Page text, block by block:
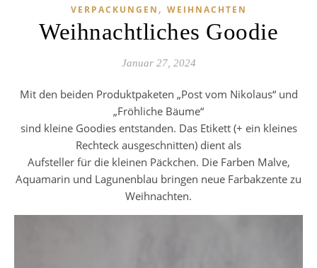
VERPACKUNGEN , WEIHNACHTEN
Weihnachtliches Goodie
Januar 27, 2024
Mit den beiden Produktpaketen „Post vom Nikolaus“ und
„Fröhliche Bäume“
sind kleine Goodies entstanden. Das Etikett (+ ein kleines
Rechteck ausgeschnitten) dient als
Aufsteller für die kleinen Päckchen. Die Farben Malve,
Aquamarin und Lagunenblau bringen neue Farbakzente zu
Weihnachten.